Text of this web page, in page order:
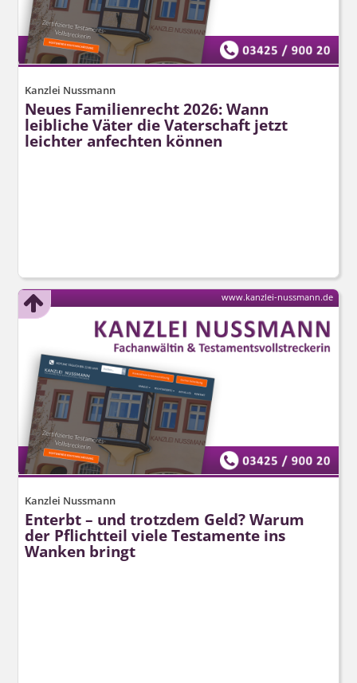
Kanzlei Nussmann
Neues Familienrecht 2026: Wann
leibliche Väter die Vaterschaft jetzt
leichter anfechten können
Kanzlei Nussmann
Enterbt – und trotzdem Geld? Warum
der Pflichtteil viele Testamente ins
Wanken bringt
www.kanzlei-nussmann.de